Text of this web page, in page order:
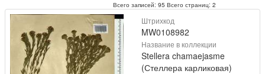
Всего записей: 95 Всего страниц: 2
Штрихкод
MW0108982
Название в коллекции
Stellera chamaejasme
(Стеллера карликовая)